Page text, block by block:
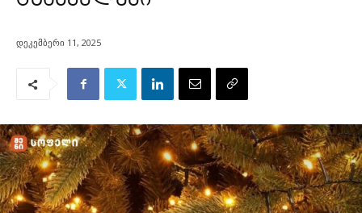
დეკემბერი 11, 2025